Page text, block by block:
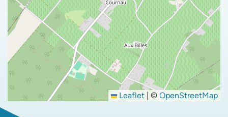
Leaflet | © OpenStreetMap